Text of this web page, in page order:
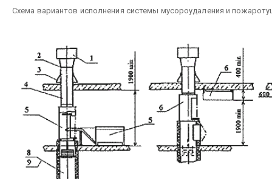
Схема вариантов исполнения системы мусороудаления и